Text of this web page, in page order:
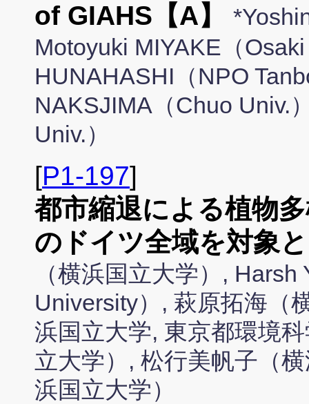
of GIAHS【A】
Motoyuki MIYAKE（
HUNAHASHI（NPO
NAKSJIMA（Chuo Univ.
Univ.）
[P1-197]
都市縮退による植物
のドイツ全域を対象
（横浜国立大学）,
University）, 萩原拓海（
浜国立大学, 東京都環境
立大学）, 松行美帆子（
浜国立大学）